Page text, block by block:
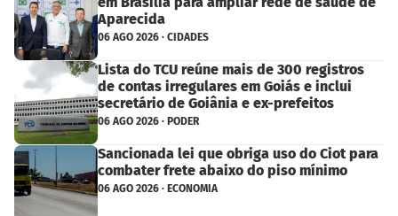
Aparecida
06 AGO 2026 · CIDADES
Lista do TCU reúne mais de 300 registros
de contas irregulares em Goiás e inclui
secretário de Goiânia e ex-prefeitos
06 AGO 2026 · PODER
Sancionada lei que obriga uso do Ciot para
combater frete abaixo do piso mínimo
06 AGO 2026 · ECONOMIA